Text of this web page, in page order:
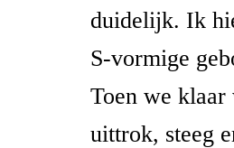
duidelijk. Ik
S-vormige
Toen we
uittrok, steeg